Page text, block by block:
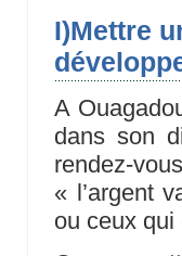
I)Mettre
A
dans son
rendez-
« l’argent
ou ceux